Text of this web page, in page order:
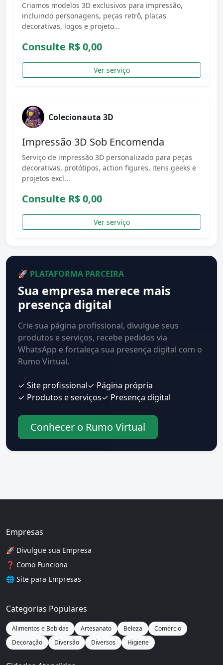
Criamos modelos 3D exclusivos para impressão,
incluindo personagens, peças retrô, placas
decorativas, logos e projeto...
Consulte R$ 0,00
Ver serviço
Colecionauta 3D
Impressão 3D Sob Encomenda
Serviço de impressão 3D personalizado para peças
decorativas, protótipos, action figures, itens geeks e
projetos excl...
Consulte R$ 0,00
Ver serviço
🚀 PLATAFORMA PARCEIRA
Sua empresa merece mais
presença digital
Crie sua página profissional, divulgue seus
produtos e serviços, recebe pedidos via
WhatsApp e fortaleça sua presença digital com o
Rumo Virtual.
✓ Site profissional✓ Página própria
✓ Produtos e serviços✓ Presença digital
Conhecer o Rumo Virtual
Empresas
🚀 Divulgue sua Empresa
❓ Como Funciona
🌐 Site para Empresas
Categorias Populares
Alimentos e Bebidas Artesanato Beleza
Comércio
Decoração
Diversão Diversos Higiene